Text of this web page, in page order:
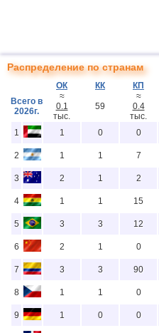
Распределение по странам
ОК КК КП
Всего в
2026г.
≈
0.1
тыс.
59
≈
0.4
тыс.
1
1 0 0
2 1 1 7
3 2 1 2
4 1 1 15
5 3 3 12
6 2 1 0
7 3 3 90
8 1 1 0
9 1 0 0